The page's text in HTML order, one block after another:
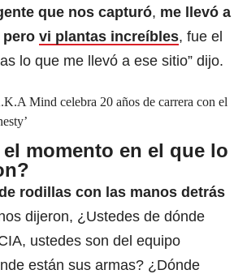
que nos capturó, me llevó a
pero vi plantas increíbles, fue el
lo que me llevó a ese sitio” dijo.
Mind celebra 20 años de carrera con el
momento en el que lo
rodillas con las manos detrás
dijeron, ¿Ustedes de dónde
ustedes son del equipo
están sus armas? ¿Dónde